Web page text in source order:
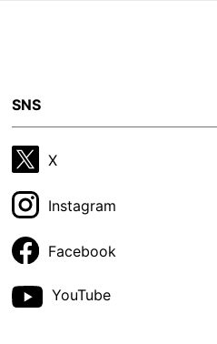
SNS
X
Instagram
Facebook
YouTube